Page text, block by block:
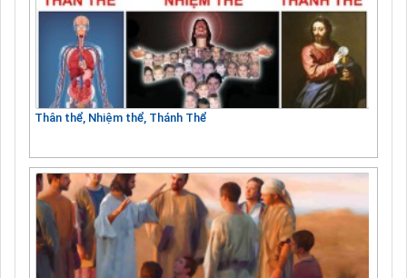
Thân thể, Nhiệm thể, Thánh Thể